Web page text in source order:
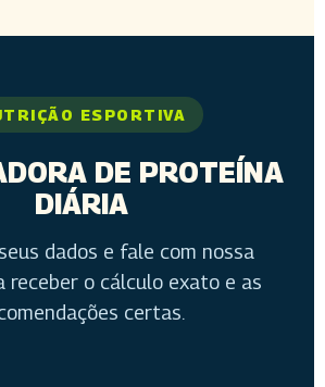
ESPORTIVA
DE PROTEÍNA
DIÁRIA
dados e fale com nossa
receber o cálculo exato e as
certas.